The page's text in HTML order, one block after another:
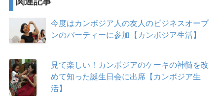
今度はカンボジア人の友人のビジネスオープ
ンのパーティーに参加【カンボジア生活】
見て楽しい！カンボジアのケーキの神髄を改
めて知った誕生日会に出席【カンボジア生
活】